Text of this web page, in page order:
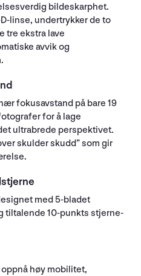
bildeskarphet.
linse, undertrykker de to
tre ekstra lave
avvik og
fokusavstand på bare 19
for å lage
ultrabrede perspektivet.
skulder skudd” som gir
med 5-bladet
tiltalende 10-punkts stjerne-
høy mobilitet,